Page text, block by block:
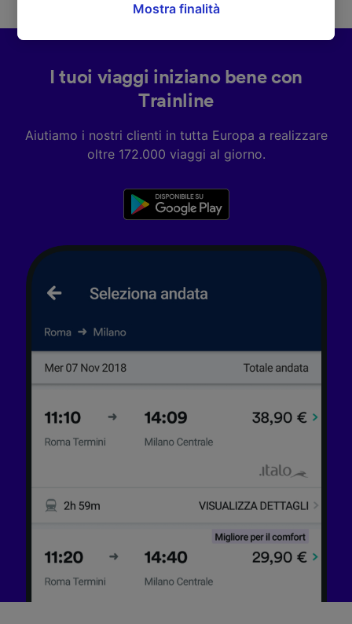
I tuoi viaggi iniziano bene con
Trainline
Aiutiamo i nostri clienti in tutta Europa a realizzare
oltre 172.000 viaggi al giorno.
opporsi sulla base di un interesse legittimo o
verranno segnalate ai nostri partner e non
influenzeranno i dati sulla navigazione. I tuoi
dati non verranno usati a scopi di
per farlo.
Utilizzare dati di geolocalizzazione precisi.
dispositivo ai fini dell’identificazione.
Archiviare informazioni su dispositivo e/o
personalizzati, misurazione delle prestazioni
dei contenuti e degli annunci, ricerche sul
Elenco dei partner (fornitori)
Mostra finalità